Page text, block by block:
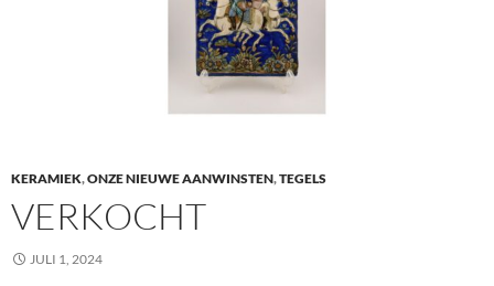
KERAMIEK,ONZE NIEUWE AANWINSTEN,TEGELS
VERKOCHT
JULI 1, 2024